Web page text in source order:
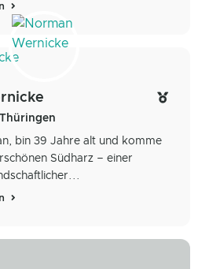
bin 39 Jahre alt und komme
Südharz – einer